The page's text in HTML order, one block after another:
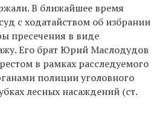
В ближайшее время
с ходатайством об избрании
пресечения в виде
Его брат Юрий Маслодудов
в рамках расследуемого
полиции уголовного
лесных насаждений (ст.